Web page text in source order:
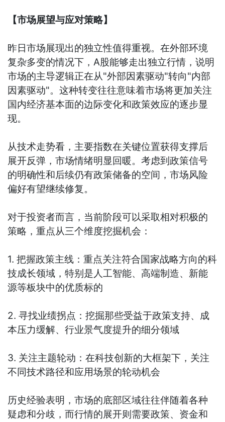
【市场展望与应对策略】
昨日市场展现出的独立性值得重视。在外部环境
复杂多变的情况下，A股能够走出独立行情，说明
市场的主导逻辑正在从"外部因素驱动"转向"内部
因素驱动"。这种转变往往意味着市场将更加关注
国内经济基本面的边际变化和政策效应的逐步显
现。
从技术走势看，主要指数在关键位置获得支撑后
展开反弹，市场情绪明显回暖。考虑到政策信号
的明确性和后续仍有政策储备的空间，市场风险
偏好有望继续修复。
对于投资者而言，当前阶段可以采取相对积极的
策略，重点从三个维度挖掘机会：
1. 把握政策主线：重点关注符合国家战略方向的科
技成长领域，特别是人工智能、高端制造、新能
源等板块中的优质标的
2. 寻找业绩拐点：挖掘那些受益于政策支持、成
本压力缓解、行业景气度提升的细分领域
3. 关注主题轮动：在科技创新的大框架下，关注
不同技术路径和应用场景的轮动机会
历史经验表明，市场的底部区域往往伴随着各种
疑虑和分歧，而行情的展开则需要政策、资金和